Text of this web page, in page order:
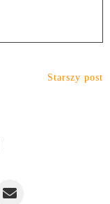
Starszy post